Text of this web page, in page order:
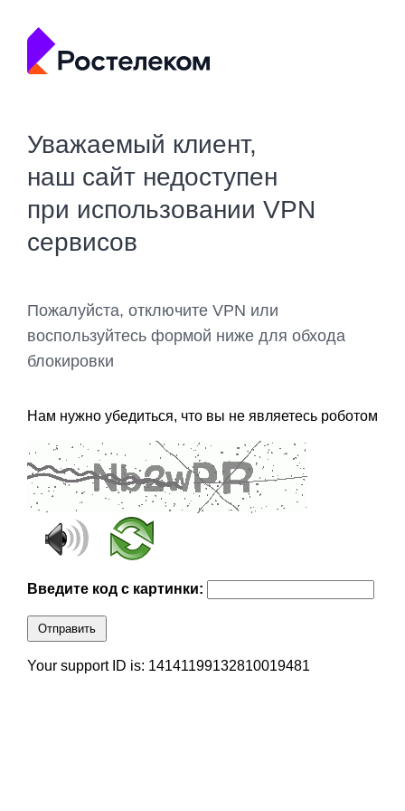
Уважаемый клиент,
наш сайт недоступен
при использовании VPN
сервисов
Пожалуйста, отключите VPN или
воспользуйтесь формой ниже для обхода
блокировки
Нам нужно убедиться, что вы не являетесь роботом
Введите код с картинки:
Отправить
Your support ID is: 14141199132810019481